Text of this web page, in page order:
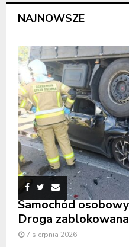
NAJNOWSZE
Samochód
Droga
7 sierpnia 2026